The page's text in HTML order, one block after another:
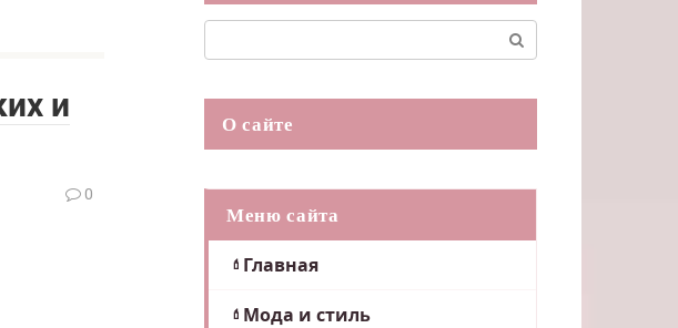
и
0
О сайте
Меню сайта
Главная
Мода и стиль